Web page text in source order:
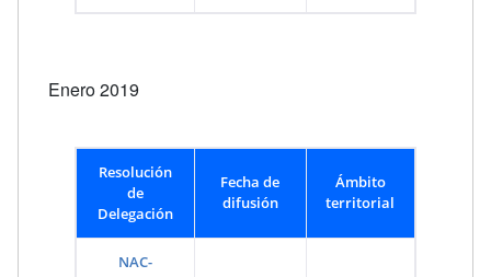
Enero 2019
Resolución
de
Delegación
Fecha de
difusión
Ámbito
territorial
NAC-